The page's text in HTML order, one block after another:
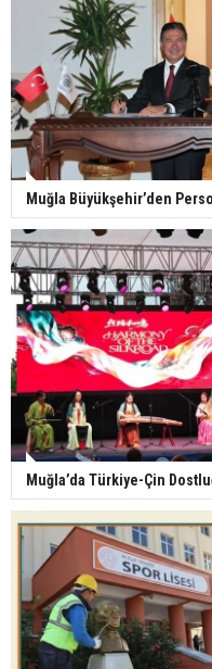
Muğla Büyükşehir’den
Muğla’da Türkiye-Çin